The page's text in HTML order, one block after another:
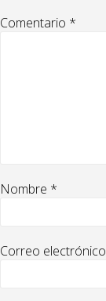
Comentario *
Nombre *
Correo electrónico